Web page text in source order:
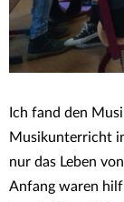
Ich fand den
Musikunterricht
nur das Leben
Anfang waren